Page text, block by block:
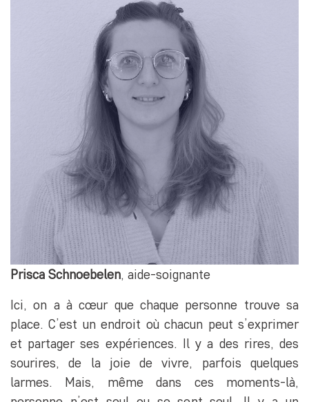
Prisca Schnoebelen, aide-soignante
Ici, on a à cœur que chaque personne trouve sa
place. C’est un endroit où chacun peut s’exprimer
et partager ses expériences. Il y a des rires, des
sourires, de la joie de vivre, parfois quelques
larmes. Mais, même dans ces moments-là,